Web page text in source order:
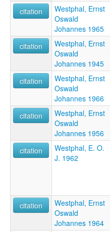
citation
Westphal, Ernst
Oswald
Johannes 1965
citation
Westphal, Ernst
Oswald
Johannes 1945
citation
Westphal, Ernst
Oswald
Johannes 1966
citation
Westphal, Ernst
Oswald
Johannes 1956
citation
Westphal, E. O.
J. 1962
citation
Westphal, Ernst
Oswald
Johannes 1964